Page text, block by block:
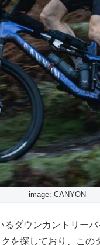
image: CANYON
ダウンカントリー
を探しており、この